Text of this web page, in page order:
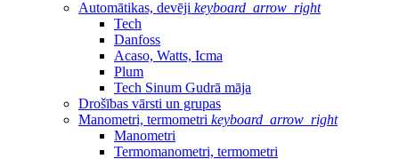
Automātikas, devēji keyboard_arrow_right
Tech
Danfoss
Acaso, Watts, Icma
Plum
Tech Sinum Gudrā māja
Drošības vārsti un grupas
Manometri, termometri keyboard_arrow_right
Manometri
Termomanometri, termometri